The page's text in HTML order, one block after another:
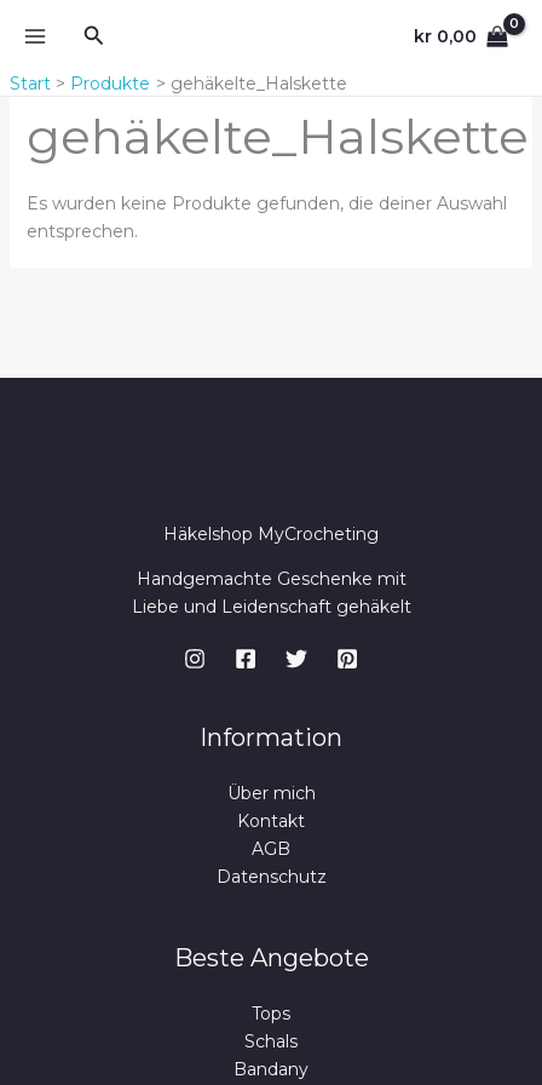
Inhalt
Suchen kr 0,00
Start Produkte gehäkelte_Halskette
gehäkelte_Halskette
Es wurden keine Produkte gefunden, die deiner Auswahl
entsprechen.
Häkelshop MyCrocheting
Handgemachte Geschenke mit
Liebe und Leidenschaft gehäkelt
Information
Über mich
Kontakt
AGB
Datenschutz
Beste Angebote
Tops
Schals
Bandany